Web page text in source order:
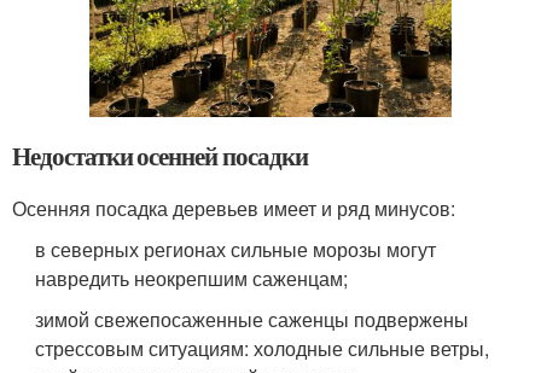
Недостатки осенней посадки
Осенняя посадка деревьев имеет и ряд минусов:
в северных регионах сильные морозы могут
навредить неокрепшим саженцам;
зимой свежепосаженные саженцы подвержены
стрессовым ситуациям: холодные сильные ветры,